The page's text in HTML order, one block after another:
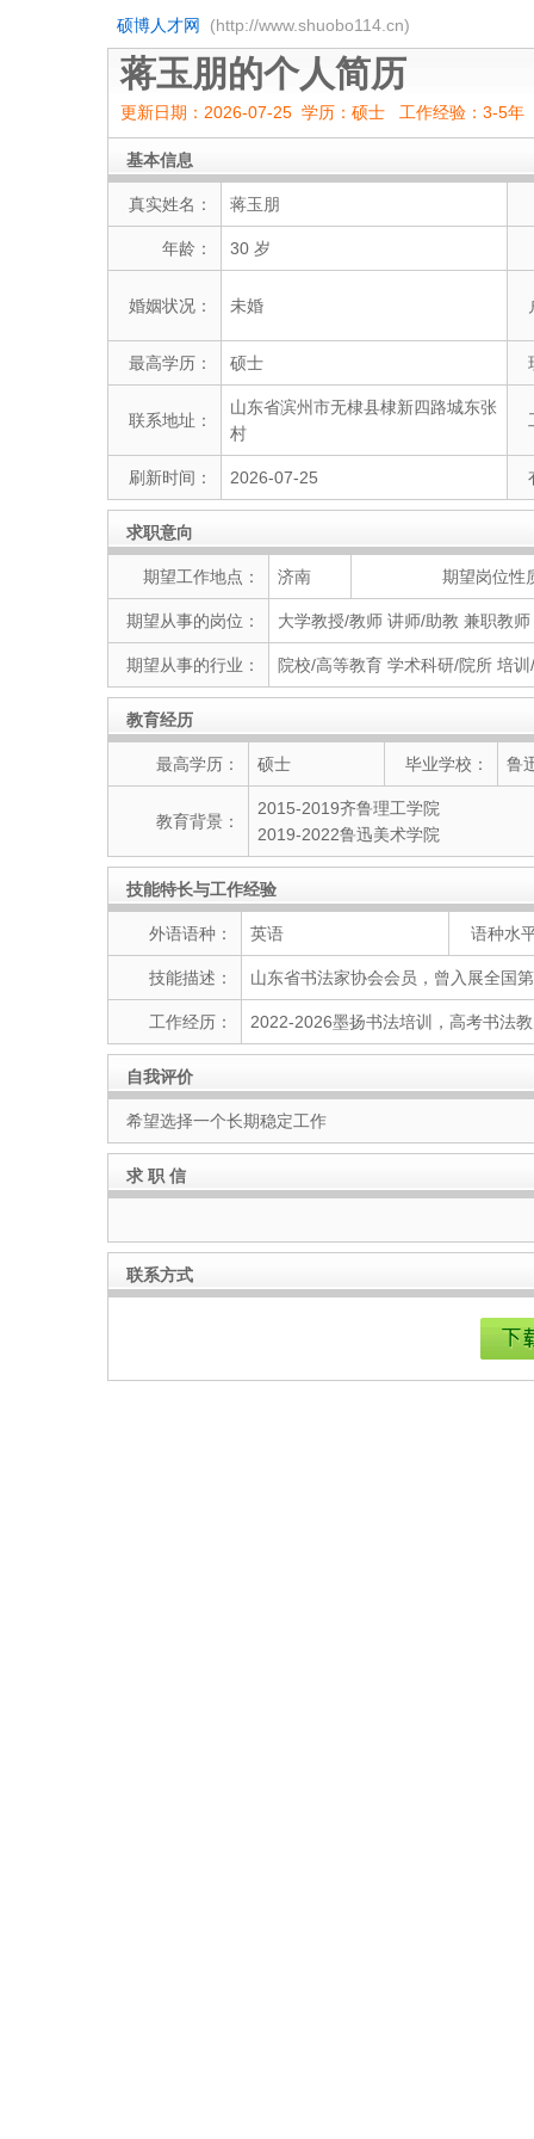
硕博人才网 (http://www.shuobo114.cn)
蒋玉朋的个人简历
更新日期：2026-07-25 学历：硕士 工作经验：3-5年
基本信息
真实姓名： 蒋玉朋
年龄： 30 岁
婚姻状况： 未婚
最高学历： 硕士
联系地址：
山东省滨州市无棣县棣新四路城东张
村
刷新时间： 2026-07-25
求职意向
期望工作地点： 济南 期望岗位性
期望从事的岗位： 大学教授/教师 讲师/助教 兼职教
期望从事的行业： 院校/高等教育 学术科研/院所 培
教育经历
最高学历： 硕士 毕业学校： 鲁
教育背景：
2015-2019齐鲁理工学院
2019-2022鲁迅美术学院
技能特长与工作经验
外语语种： 英语 语种水
技能描述： 山东省书法家协会会员，曾入展全国
工作经历： 2022-2026墨扬书法培训，高考书法
自我评价
希望选择一个长期稳定工作
求 职 信
联系方式